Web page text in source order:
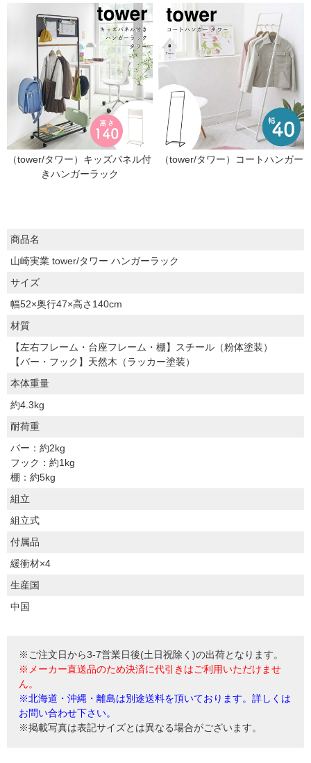
（tower/タワー）キッズパネル付
きハンガーラック
（tower/タワー）コートハンガー
商品名
山崎実業 tower/タワー ハンガーラック
サイズ
幅52×奥行47×高さ140cm
材質
【左右フレーム・台座フレーム・棚】スチール（粉体塗装）
【バー・フック】天然木（ラッカー塗装）
本体重量
約4.3kg
耐荷重
バー：約2kg
フック：約1kg
棚：約5kg
組立
組立式
付属品
緩衝材×4
生産国
中国
※ご注文日から3-7営業日後(土日祝除く)の出荷となります。
※メーカー直送品のため決済に代引きはご利用いただけませ
ん。
※北海道・沖縄・離島は別途送料を頂いております。詳しくは
お問い合わせ下さい。
※掲載写真は表記サイズとは異なる場合がございます。